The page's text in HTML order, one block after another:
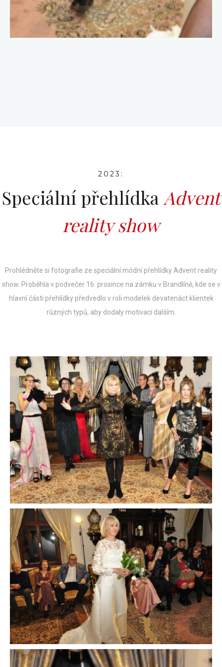
2023:
Speciální přehlídka Advent
reality show
Prohlédněte si fotografie ze speciální módní přehlídky Advent reality
show. Proběhla v podvečer 16. prosince na zámku v Brandlíně, kde se v
hlavní části přehlídky předvedlo v roli modelek devatenáct klientek
různých typů, aby dodaly motivaci dalším.